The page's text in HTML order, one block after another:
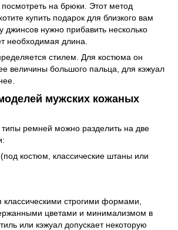
на брюки. Этот метод
купить подарок для близкого вам
джинсов нужно прибавить несколько
необходимая длина.
стилем. Для костюма он
величины большого пальца, для кэжуал
мужских кожаных
ремней можно разделить на две
(под костюм, классические штаны или
строгими формами,
цветами и минимализмом в
или кэжуал допускает некоторую